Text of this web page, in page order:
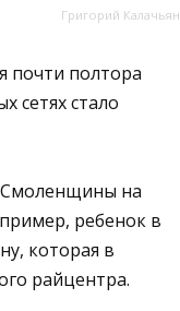
Григорий Калачьян
почти полтора
сетях стало
Смоленщины на
ребенок в
которая в
райцентра.